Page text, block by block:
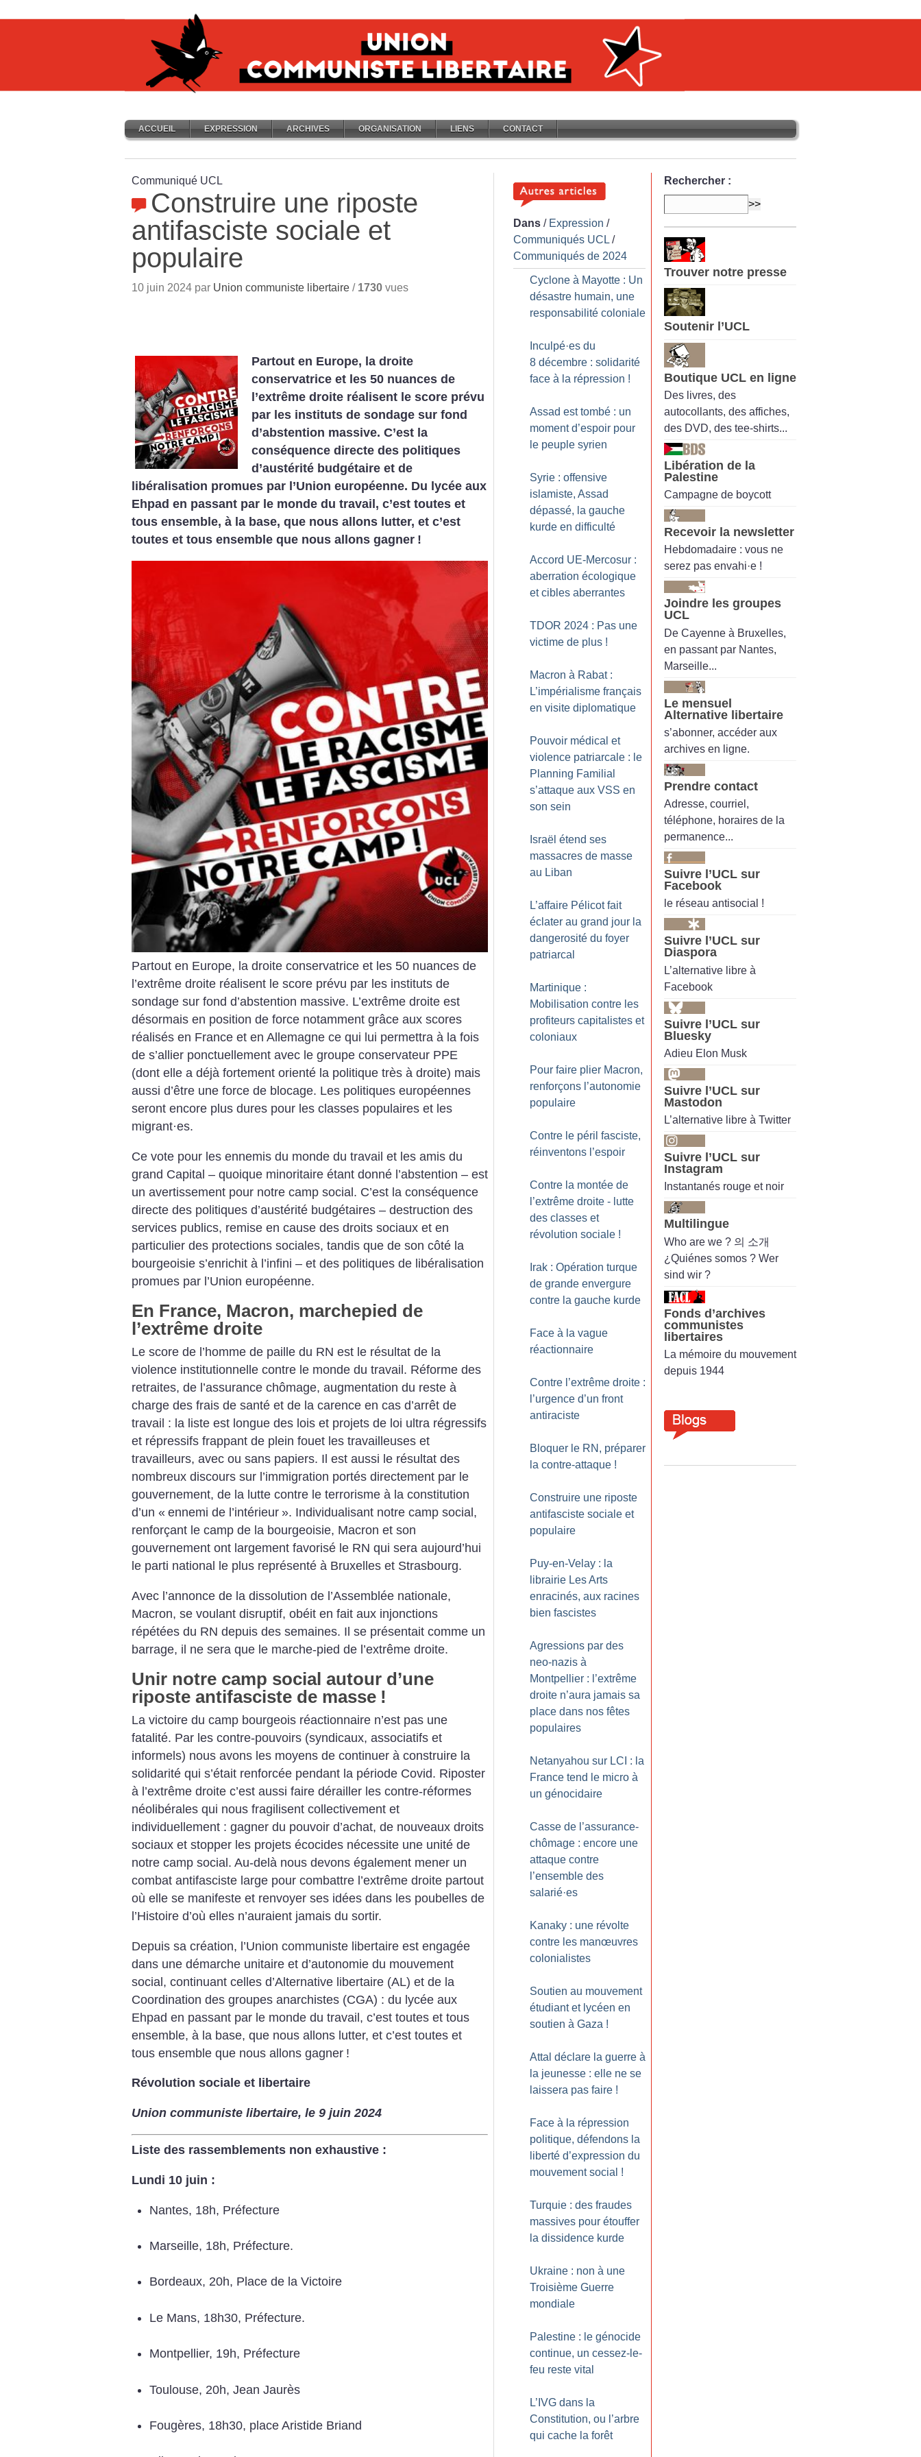
ACCUEIL EXPRESSION ARCHIVES ORGANISATION LIENS CONTACT
Communiqué UCL
Construire une riposte
antifasciste sociale et
populaire
10 juin 2024 par Union communiste libertaire / 1730 vues
Partout en Europe, la droite
conservatrice et les 50 nuances de
l’extrême droite réalisent le score prévu
par les instituts de sondage sur fond
d’abstention massive. C’est la
conséquence directe des politiques
d’austérité budgétaire et de
libéralisation promues par l’Union européenne. Du lycée aux
Ehpad en passant par le monde du travail, c’est toutes et
tous ensemble, à la base, que nous allons lutter, et c’est
toutes et tous ensemble que nous allons gagner !
Partout en Europe, la droite conservatrice et les 50 nuances de
l’extrême droite réalisent le score prévu par les instituts de
sondage sur fond d’abstention massive. L’extrême droite est
désormais en position de force notamment grâce aux scores
réalisés en France et en Allemagne ce qui lui permettra à la fois
de s’allier ponctuellement avec le groupe conservateur PPE
(dont elle a déjà fortement orienté la politique très à droite) mais
aussi d’être une force de blocage. Les politiques européennes
seront encore plus dures pour les classes populaires et les
migrant·es.
Ce vote pour les ennemis du monde du travail et les amis du
grand Capital – quoique minoritaire étant donné l’abstention – est
un avertissement pour notre camp social. C’est la conséquence
directe des politiques d’austérité budgétaires – destruction des
services publics, remise en cause des droits sociaux et en
particulier des protections sociales, tandis que de son côté la
bourgeoisie s’enrichit à l’infini – et des politiques de libéralisation
promues par l’Union européenne.
En France, Macron, marchepied de
l’extrême droite
Le score de l’homme de paille du RN est le résultat de la
violence institutionnelle contre le monde du travail. Réforme des
retraites, de l’assurance chômage, augmentation du reste à
charge des frais de santé et de la carence en cas d’arrêt de
travail : la liste est longue des lois et projets de loi ultra régressifs
et répressifs frappant de plein fouet les travailleuses et
travailleurs, avec ou sans papiers. Il est aussi le résultat des
nombreux discours sur l’immigration portés directement par le
gouvernement, de la lutte contre le terrorisme à la constitution
d’un « ennemi de l’intérieur ». Individualisant notre camp social,
renforçant le camp de la bourgeoisie, Macron et son
gouvernement ont largement favorisé le RN qui sera aujourd’hui
le parti national le plus représenté à Bruxelles et Strasbourg.
Avec l’annonce de la dissolution de l’Assemblée nationale,
Macron, se voulant disruptif, obéit en fait aux injonctions
répétées du RN depuis des semaines. Il se présentait comme un
barrage, il ne sera que le marche-pied de l’extrême droite.
Unir notre camp social autour d’une
riposte antifasciste de masse !
La victoire du camp bourgeois réactionnaire n’est pas une
fatalité. Par les contre-pouvoirs (syndicaux, associatifs et
informels) nous avons les moyens de continuer à construire la
solidarité qui s’était renforcée pendant la période Covid. Riposter
à l’extrême droite c’est aussi faire dérailler les contre-réformes
néolibérales qui nous fragilisent collectivement et
individuellement : gagner du pouvoir d’achat, de nouveaux droits
sociaux et stopper les projets écocides nécessite une unité de
notre camp social. Au-delà nous devons également mener un
combat antifasciste large pour combattre l’extrême droite partout
où elle se manifeste et renvoyer ses idées dans les poubelles de
l’Histoire d’où elles n’auraient jamais du sortir.
Depuis sa création, l’Union communiste libertaire est engagée
dans une démarche unitaire et d’autonomie du mouvement
social, continuant celles d’Alternative libertaire (AL) et de la
Coordination des groupes anarchistes (CGA) : du lycée aux
Ehpad en passant par le monde du travail, c’est toutes et tous
ensemble, à la base, que nous allons lutter, et c’est toutes et
tous ensemble que nous allons gagner !
Révolution sociale et libertaire
Union communiste libertaire, le 9 juin 2024
Liste des rassemblements non exhaustive :
Lundi 10 juin :
Nantes, 18h, Préfecture
Marseille, 18h, Préfecture.
Bordeaux, 20h, Place de la Victoire
Le Mans, 18h30, Préfecture.
Montpellier, 19h, Préfecture
Toulouse, 20h, Jean Jaurès
Fougères, 18h30, place Aristide Briand
Dans / Expression /
Communiqués UCL /
Communiqués de 2024
Cyclone à Mayotte : Un
désastre humain, une
responsabilité coloniale
Inculpé·es du
8 décembre : solidarité
face à la répression !
Assad est tombé : un
moment d’espoir pour
le peuple syrien
Syrie : offensive
islamiste, Assad
dépassé, la gauche
kurde en difficulté
Accord UE-Mercosur :
aberration écologique
et cibles aberrantes
TDOR 2024 : Pas une
victime de plus !
Macron à Rabat :
L’impérialisme français
en visite diplomatique
Pouvoir médical et
violence patriarcale : le
Planning Familial
s’attaque aux VSS en
son sein
Israël étend ses
massacres de masse
au Liban
L’affaire Pélicot fait
éclater au grand jour la
dangerosité du foyer
patriarcal
Martinique :
Mobilisation contre les
profiteurs capitalistes et
coloniaux
Pour faire plier Macron,
renforçons l’autonomie
populaire
Contre le péril fasciste,
réinventons l’espoir
Contre la montée de
l’extrême droite - lutte
des classes et
révolution sociale !
Irak : Opération turque
de grande envergure
contre la gauche kurde
Face à la vague
réactionnaire
Contre l’extrême droite :
l’urgence d’un front
antiraciste
Bloquer le RN, préparer
la contre-attaque !
Construire une riposte
antifasciste sociale et
populaire
Puy-en-Velay : la
librairie Les Arts
enracinés, aux racines
bien fascistes
Agressions par des
neo-nazis à
Montpellier : l’extrême
droite n’aura jamais sa
place dans nos fêtes
populaires
Netanyahou sur LCI : la
France tend le micro à
un génocidaire
Casse de l’assurance-
chômage : encore une
attaque contre
l’ensemble des
salarié·es
Kanaky : une révolte
contre les manœuvres
colonialistes
Soutien au mouvement
étudiant et lycéen en
soutien à Gaza !
Attal déclare la guerre à
la jeunesse : elle ne se
laissera pas faire !
Face à la répression
politique, défendons la
liberté d’expression du
mouvement social !
Turquie : des fraudes
massives pour étouffer
la dissidence kurde
Ukraine : non à une
Troisième Guerre
mondiale
Palestine : le génocide
continue, un cessez-le-
feu reste vital
L’IVG dans la
Constitution, ou l’arbre
qui cache la forêt
Rechercher :
Trouver notre presse
Soutenir l’UCL
Boutique UCL en ligne
Des livres, des
autocollants, des affiches,
des DVD, des tee-shirts...
Libération de la
Palestine
Campagne de boycott
Recevoir la newsletter
Hebdomadaire : vous ne
serez pas envahi·e !
Joindre les groupes
UCL
De Cayenne à Bruxelles,
en passant par Nantes,
Marseille...
Le mensuel
Alternative libertaire
s’abonner, accéder aux
archives en ligne.
Prendre contact
Adresse, courriel,
téléphone, horaires de la
permanence...
Suivre l’UCL sur
Facebook
le réseau antisocial !
Suivre l’UCL sur
Diaspora
L’alternative libre à
Facebook
Suivre l’UCL sur
Bluesky
Adieu Elon Musk
Suivre l’UCL sur
Mastodon
L’alternative libre à Twitter
Suivre l’UCL sur
Instagram
Instantanés rouge et noir
Multilingue
Who are we ? 의 소개
¿Quiénes somos ? Wer
sind wir ?
Fonds d’archives
communistes
libertaires
La mémoire du mouvement
depuis 1944